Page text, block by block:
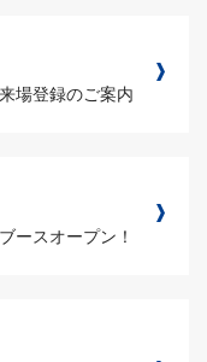
場登録のご案内
ースオープン！